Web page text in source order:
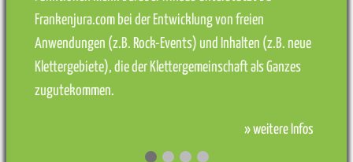
Frankenjura.com bei der Entwicklung von freien
Anwendungen (z.B. Rock-Events) und Inhalten (z.B. neue
Klettergebiete), die der Klettergemeinschaft als Ganzes
zugutekommen.
» weitere Infos